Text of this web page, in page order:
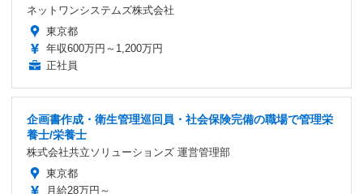
ネットワンシステムズ株式会社
東京都
年収600万円～1,200万円
正社員
企画書作成・衛生管理巡回員・社会保険完備の職場で管理栄
養士/栄養士
株式会社共立ソリューションズ 運営管理部
東京都
月給28万円～